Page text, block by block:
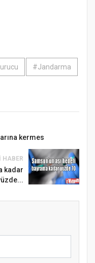
#Jandarma
kermes
HABER
kadar